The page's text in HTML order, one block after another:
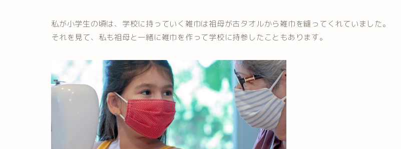
私が小学生の頃は、学校に持っていく雑巾は祖母が古タオルから雑巾を縫ってくれていました。
それを見て、私も祖母と一緒に雑巾を作って学校に持参したこともあります。